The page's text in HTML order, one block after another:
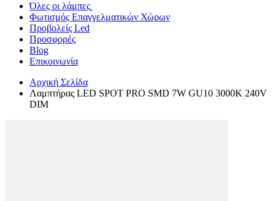
Όλες οι λάμπες
Φωτισμός Επαγγελματικών Χώρων
Προβολείς Led
Προσφορές
Blog
Επικοινωνία
Αρχική Σελίδα
Λαμπτήρας LED SPOT PRO SMD 7W GU10 3000K 240V
DIM